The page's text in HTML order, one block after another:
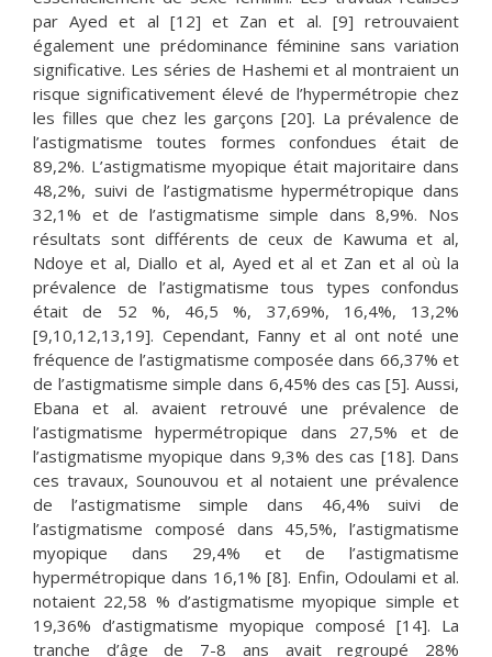
par Ayed et al [12] et Zan et al. [9] retrouvaient
également une prédominance féminine sans variation
significative. Les séries de Hashemi et al montraient un
risque significativement élevé de l’hypermétropie chez
les filles que chez les garçons [20]. La prévalence de
l’astigmatisme toutes formes confondues était de
89,2%. L’astigmatisme myopique était majoritaire dans
48,2%, suivi de l’astigmatisme hypermétropique dans
32,1% et de l’astigmatisme simple dans 8,9%. Nos
résultats sont différents de ceux de Kawuma et al,
Ndoye et al, Diallo et al, Ayed et al et Zan et al où la
prévalence de l’astigmatisme tous types confondus
était de 52 %, 46,5 %, 37,69%, 16,4%, 13,2%
[9,10,12,13,19]. Cependant, Fanny et al ont noté une
fréquence de l’astigmatisme composée dans 66,37% et
de l’astigmatisme simple dans 6,45% des cas [5]. Aussi,
Ebana et al. avaient retrouvé une prévalence de
l’astigmatisme hypermétropique dans 27,5% et de
l’astigmatisme myopique dans 9,3% des cas [18]. Dans
ces travaux, Sounouvou et al notaient une prévalence
de l’astigmatisme simple dans 46,4% suivi de
l’astigmatisme composé dans 45,5%, l’astigmatisme
myopique dans 29,4% et de l’astigmatisme
hypermétropique dans 16,1% [8]. Enfin, Odoulami et al.
notaient 22,58 % d’astigmatisme myopique simple et
19,36% d’astigmatisme myopique composé [14]. La
tranche d’âge de 7-8 ans avait regroupé 28%